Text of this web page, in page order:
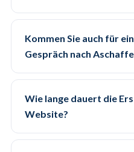
Kommen Sie auch für
Gespräch nach
Wie lange dauert die
Website?